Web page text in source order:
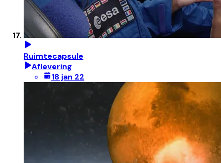
Ruimtecapsule
Aflevering
18 jan 22